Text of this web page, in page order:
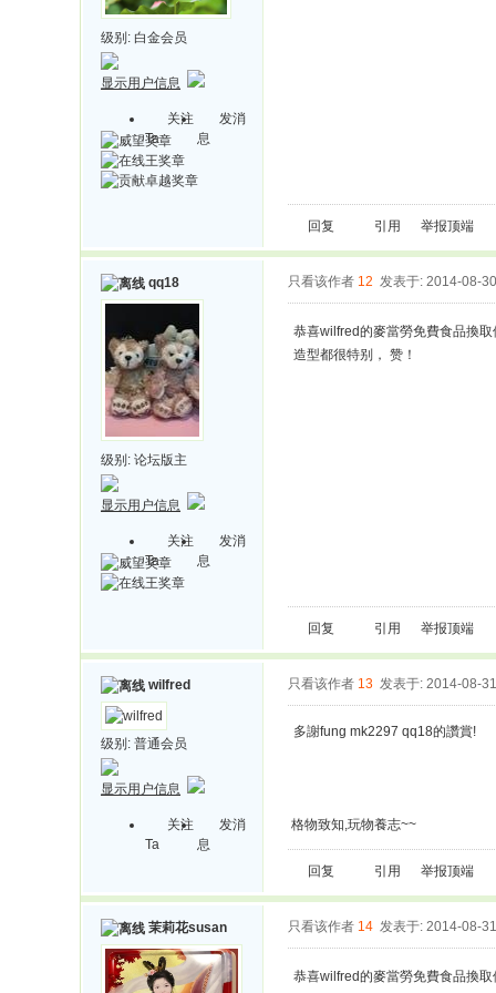
级别: 白金会员
显示用户信息
关注
Ta
发消
息
回复 引用 举报顶端
qq18
级别: 论坛版主
显示用户信息
关注
Ta
发消
息
只看该作者 12 发表于: 2014-08-30
恭喜wilfred的麥當勞免費食品換
造型都很特别， 赞！
回复 引用 举报顶端
wilfred
级别: 普通会员
显示用户信息
关注
Ta
发消
息
只看该作者 13 发表于: 2014-08-31
多謝fung mk2297 qq18的讚賞!
格物致知,玩物養志~~
回复 引用 举报顶端
茉莉花susan 只看该作者 14 发表于: 2014-08-31
恭喜wilfred的麥當勞免費食品換